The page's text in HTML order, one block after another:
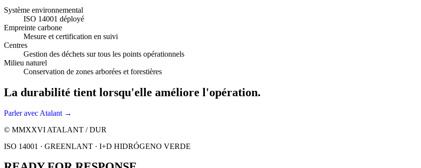
Système environnemental
ISO 14001 déployé
Empreinte carbone
Mesure et certification en suivi
Centres
Gestion des déchets sur tous les points opérationnels
Milieu naturel
Conservation de zones arborées et forestières
La durabilité tient lorsqu'elle améliore l'opération.
Parler avec Atalant →
© MMXXVI ATALANT / DUR
ISO 14001 · GREENLANT · I+D HIDRÓGENO VERDE